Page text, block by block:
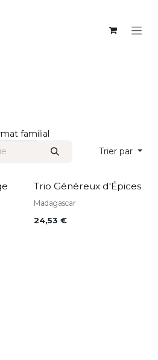
familial
Trier par
Trio Généreux d'Épices
Madagascar
24,53 €